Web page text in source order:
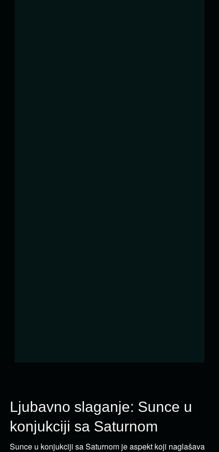
Ljubavno slaganje: Sunce u
konjukciji sa Saturnom
Sunce u konjukciji sa Saturnom je aspekt koji naglašava